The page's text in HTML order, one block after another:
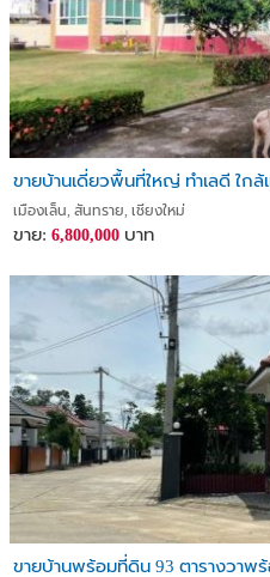
ขายบ้านเดี่ยวพื้นที่ใหญ่ ทำเลดี ใกล้
เมืองเล็น, สันทราย, เชียงใหม่
ขาย: 6,800,000 บาท
ขายบ้านพร้อมที่ดิน 93 ตารางวาพร้